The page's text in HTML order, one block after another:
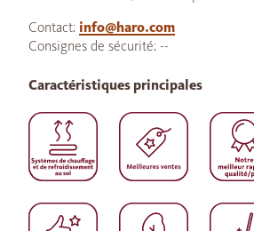
Contact: info@haro.com
Consignes de sécurité: --
Caractéristiques principales